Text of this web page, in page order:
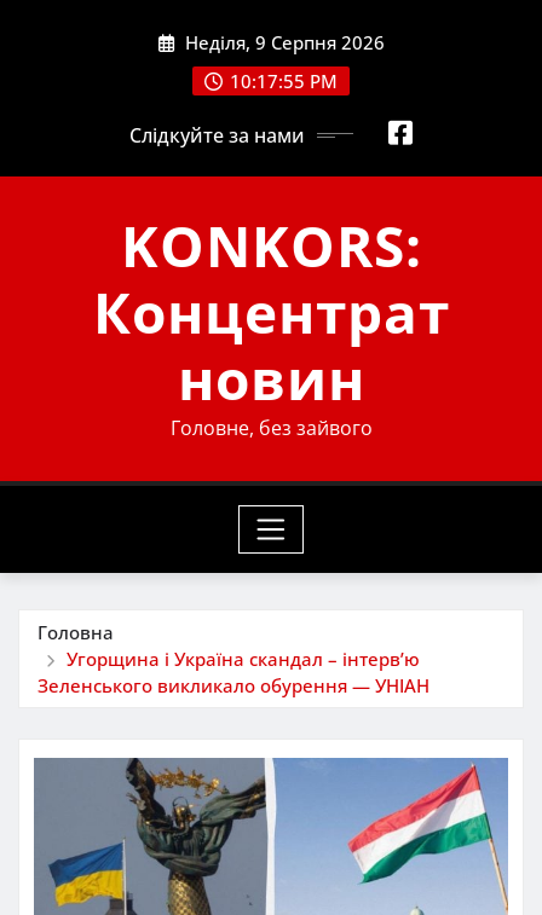
Неділя, 9 Серпня 2026
10:17:55 PM
Слідкуйте за нами
KONKORS:
Концентрат
новин
Головне, без зайвого
Головна
Угорщина і Україна скандал – інтерв’ю
Зеленського викликало обурення — УНІАН